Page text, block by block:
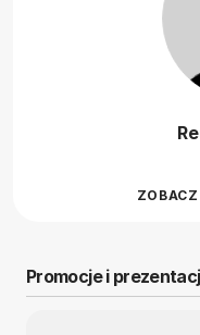
Promocje i